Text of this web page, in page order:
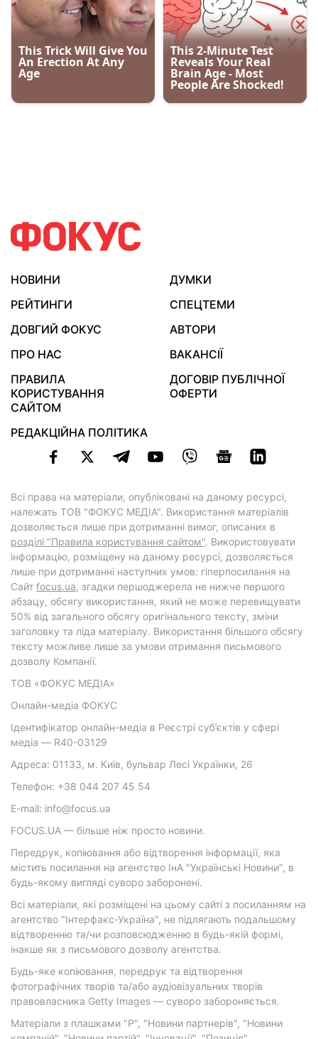
НОВИНИ
ДУМКИ
РЕЙТИНГИ
СПЕЦТЕМИ
ДОВГИЙ ФОКУС
АВТОРИ
ПРО НАС
ВАКАНСІЇ
ПРАВИЛА
КОРИСТУВАННЯ
САЙТОМ
ДОГОВІР ПУБЛІЧНОЇ
ОФЕРТИ
РЕДАКЦІЙНА ПОЛІТИКА
Всі права на матеріали, опубліковані на даному ресурсі,
належать ТОВ "ФОКУС МЕДІА". Використання матеріалів
дозволяється лише при дотриманні вимог, описаних в
розділі "Правила користування сайтом". Використовувати
інформацію, розміщену на даному ресурсі, дозволяється
лише при дотриманні наступних умов: гіперпосилання на
Cайт focus.ua, згадки першоджерела не нижче першого
абзацу, обсягу використання, який не може перевищувати
50% від загального обсягу оригінального тексту, зміни
заголовку та ліда матеріалу. Використання більшого обсягу
тексту можливе лише за умови отримання письмового
дозволу Компанії.
ТОВ «ФОКУС МЕДІА»
Онлайн-медіа ФОКУС
Ідентифікатор онлайн-медіа в Реєстрі суб’єктів у сфері
медіа — R40-03129
Адреса: 01133, м. Київ, бульвар Лесі Українки, 26
Телефон: +38 044 207 45 54
E-mail: info@focus.ua
FOCUS.UA — більше ніж просто новини.
Передрук, копіювання або відтворення інформації, яка
містить посилання на агентство ІнА "Українські Новини", в
будь-якому вигляді суворо заборонені.
Всі матеріали, які розміщені на цьому сайті з посиланням на
агентство "Інтерфакс-Україна", не підлягають подальшому
відтворенню та/чи розповсюдженню в будь-якій формі,
інакше як з письмового дозволу агентства.
Будь-яке копіювання, передрук та відтворення
фотографічних творів та/або аудіовізуальних творів
правовласника Getty Images — суворо забороняється.
Матеріали з плашками "Р", "Новини партнерів", "Новини